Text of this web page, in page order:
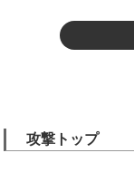
攻撃トップ